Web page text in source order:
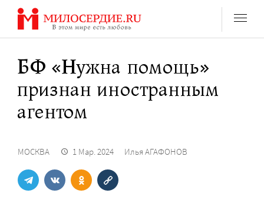
Перейти
содержанию
БФ «Нужна помощь»
признан иностранным
агентом
МОСКВА 1 Мар. 2024 Илья АГАФОНОВ